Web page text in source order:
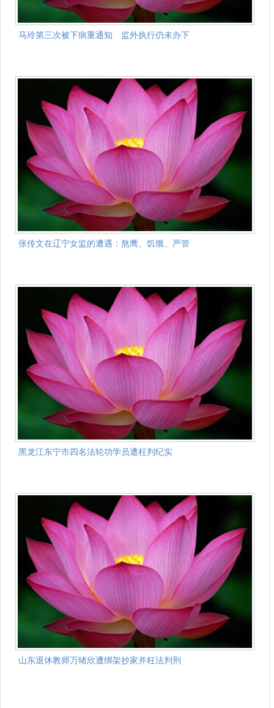
马玲第三次被下病重通知 监外执行仍未办下
张传文在辽宁女监的遭遇：熬鹰、饥饿、严管
黑龙江东宁市四名法轮功学员遭枉判纪实
山东退休教师万绪欣遭绑架抄家并枉法判刑